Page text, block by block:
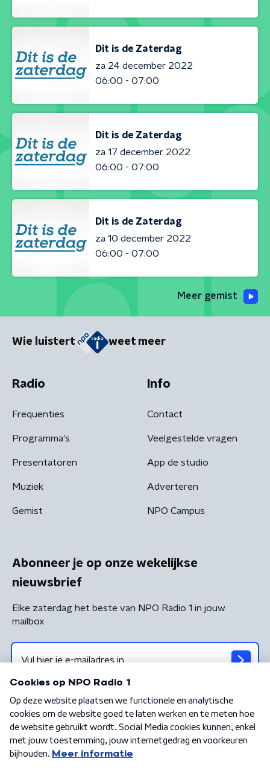
Dit is de Zaterdag
za 24 december 2022
06:00 - 07:00
Dit is de Zaterdag
za 17 december 2022
06:00 - 07:00
Dit is de Zaterdag
za 10 december 2022
06:00 - 07:00
Meer gemist
Wie luistert weet meer
Radio
Frequenties
Programma's
Presentatoren
Muziek
Gemist
Info
Contact
Veelgestelde vragen
App de studio
Adverteren
NPO Campus
Abonneer je op onze wekelijkse
nieuwsbrief
Elke zaterdag het beste van NPO Radio 1 in jouw
mailbox
Algemene voorwaarden